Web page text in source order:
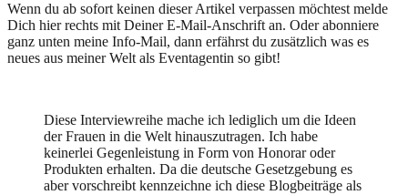
Wenn du ab sofort keinen dieser Artikel verpassen möchtest melde
Dich hier rechts mit Deiner E-Mail-Anschrift an. Oder abonniere
ganz unten meine Info-Mail, dann erfährst du zusätzlich was es
neues aus meiner Welt als Eventagentin so gibt!
Diese Interviewreihe mache ich lediglich um die Ideen
der Frauen in die Welt hinauszutragen. Ich habe
keinerlei Gegenleistung in Form von Honorar oder
Produkten erhalten. Da die deutsche Gesetzgebung es
aber vorschreibt kennzeichne ich diese Blogbeiträge als